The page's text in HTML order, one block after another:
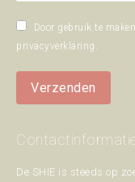
Door gebruik te
privacyverklaring .
Verzenden
De SHIE is steeds op